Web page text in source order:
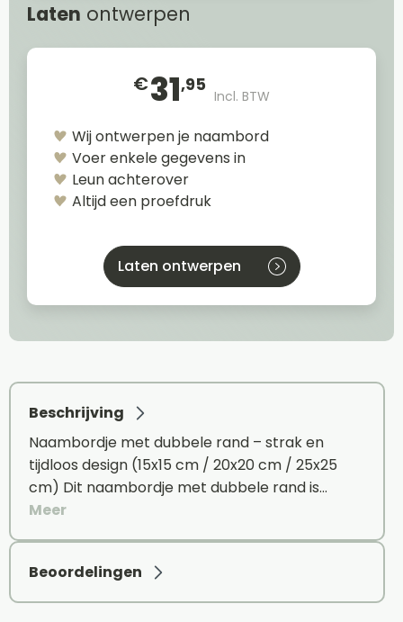
Laten ontwerpen
€31,95
Incl. BTW
Wij ontwerpen je naambord
Voer enkele gegevens in
Leun achterover
Altijd een proefdruk
Laten ontwerpen
Beschrijving
Naambordje met dubbele rand – strak en
tijdloos design (15x15 cm / 20x20 cm / 25x25
cm) Dit naambordje met dubbele rand is…
Meer
Beoordelingen